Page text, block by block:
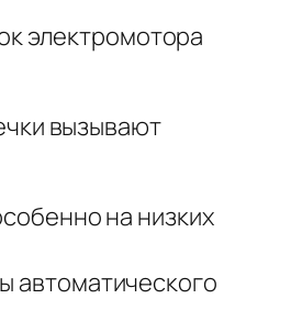
электромотора
вызывают
на низких
автоматического